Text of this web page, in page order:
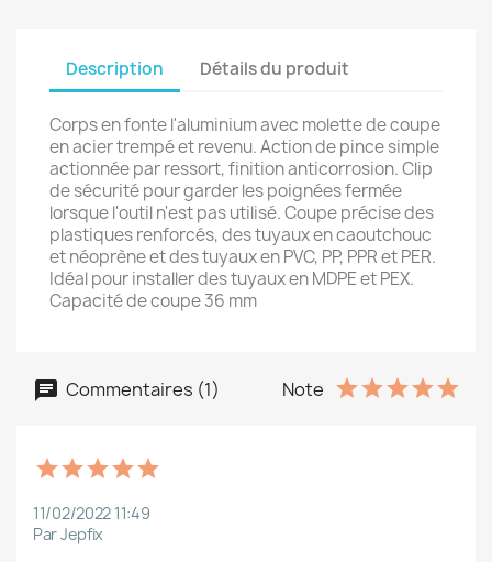
Description Détails du produit
Corps en fonte l'aluminium avec molette de coupe
en acier trempé et revenu. Action de pince simple
actionnée par ressort, finition anticorrosion. Clip
de sécurité pour garder les poignées fermée
lorsque l'outil n'est pas utilisé. Coupe précise des
plastiques renforcés, des tuyaux en caoutchouc
et néoprène et des tuyaux en PVC, PP, PPR et PER.
Idéal pour installer des tuyaux en MDPE et PEX.
Capacité de coupe 36 mm
Commentaires (1) Note
11/02/2022 11:49
Par Jepfix